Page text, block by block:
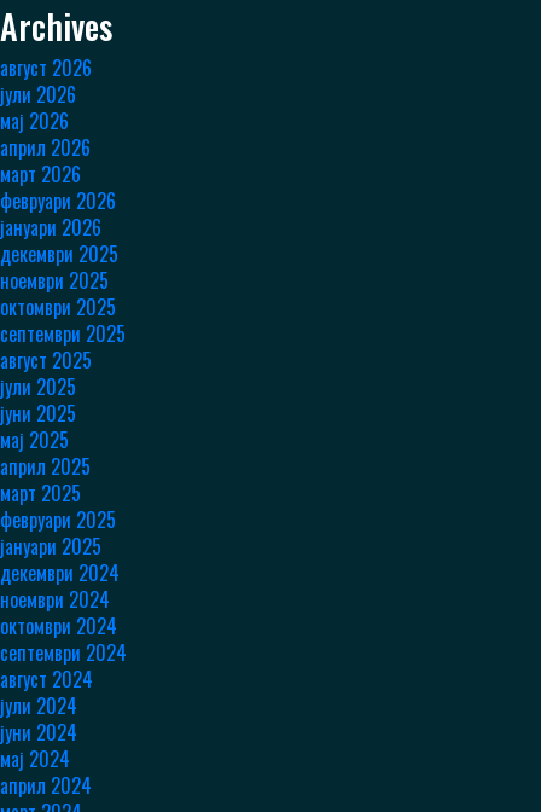
Archives
август 2026
јули 2026
мај 2026
април 2026
март 2026
февруари 2026
јануари 2026
декември 2025
ноември 2025
октомври 2025
септември 2025
август 2025
јули 2025
јуни 2025
мај 2025
април 2025
март 2025
февруари 2025
јануари 2025
декември 2024
ноември 2024
октомври 2024
септември 2024
август 2024
јули 2024
јуни 2024
мај 2024
април 2024